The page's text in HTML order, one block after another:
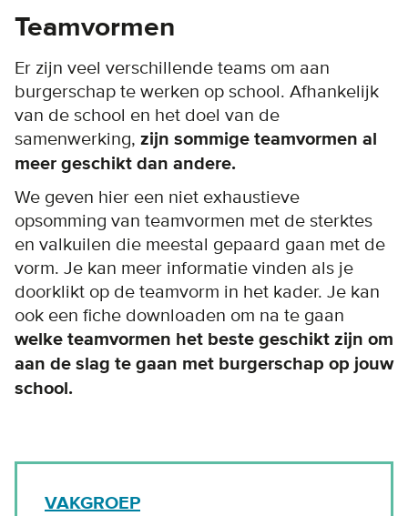
Teamvormen
Er zijn veel verschillende teams om aan
burgerschap te werken op school. Afhankelijk
van de school en het doel van de
samenwerking, zijn sommige teamvormen al
meer geschikt dan andere.
We geven hier een niet exhaustieve
opsomming van teamvormen met de sterktes
en valkuilen die meestal gepaard gaan met de
vorm. Je kan meer informatie vinden als je
doorklikt op de teamvorm in het kader. Je kan
ook een fiche downloaden om na te gaan
welke teamvormen het beste geschikt zijn om
aan de slag te gaan met burgerschap op jouw
school.
VAKGROEP